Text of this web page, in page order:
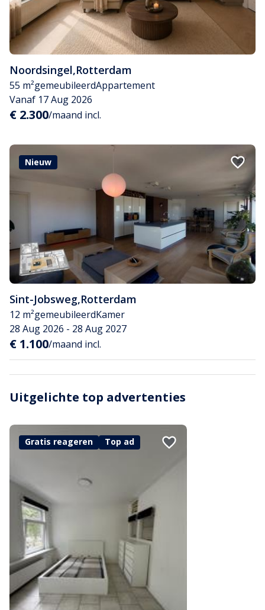
Noordsingel,Rotterdam
55 m²gemeubileerdAppartement
Vanaf 17 Aug 2026
€ 2.300/maand incl.
Nieuw
Sint-Jobsweg,Rotterdam
12 m²gemeubileerdKamer
28 Aug 2026 - 28 Aug 2027
€ 1.100/maand incl.
Uitgelichte top advertenties
Gratis reageren Top ad